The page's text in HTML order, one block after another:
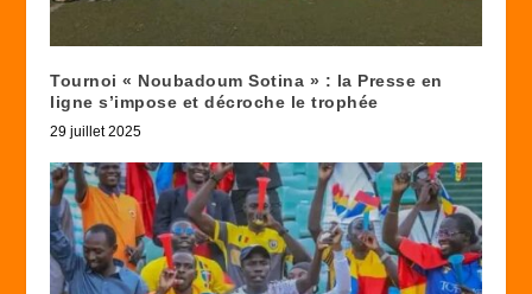
Tournoi « Noubadoum Sotina » : la Presse en
ligne s’impose et décroche le trophée
29 juillet 2025